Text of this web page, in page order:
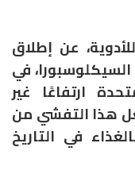
عن إطلاق
السيكلوسبورا، في
ارتفاعًا غير
هذا التفشي من
في التاريخ